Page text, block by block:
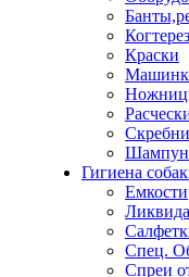
Краски
Гигиена
Емкости
Спец.
Спреи